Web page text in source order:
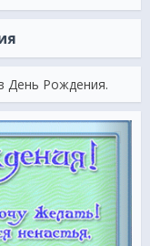
День Рождения.